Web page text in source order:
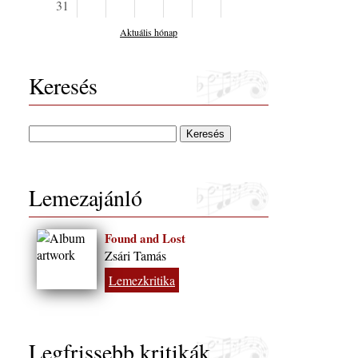
31
Aktuális hónap
Keresés
Lemezajánló
Found and Lost
Zsári Tamás
Lemezkritika
Legfrissebb kritikák